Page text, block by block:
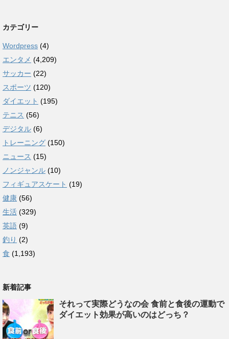
カテゴリー
Wordpress (4)
エンタメ (4,209)
サッカー (22)
スポーツ (120)
ダイエット (195)
テニス (56)
デジタル (6)
トレーニング (150)
ニュース (15)
ノンジャンル (10)
フィギュアスケート (19)
健康 (56)
生活 (329)
英語 (9)
釣り (2)
食 (1,193)
新着記事
それって実際どうなの会 食前と食後の運動で
ダイエット効果が高いのはどっち？